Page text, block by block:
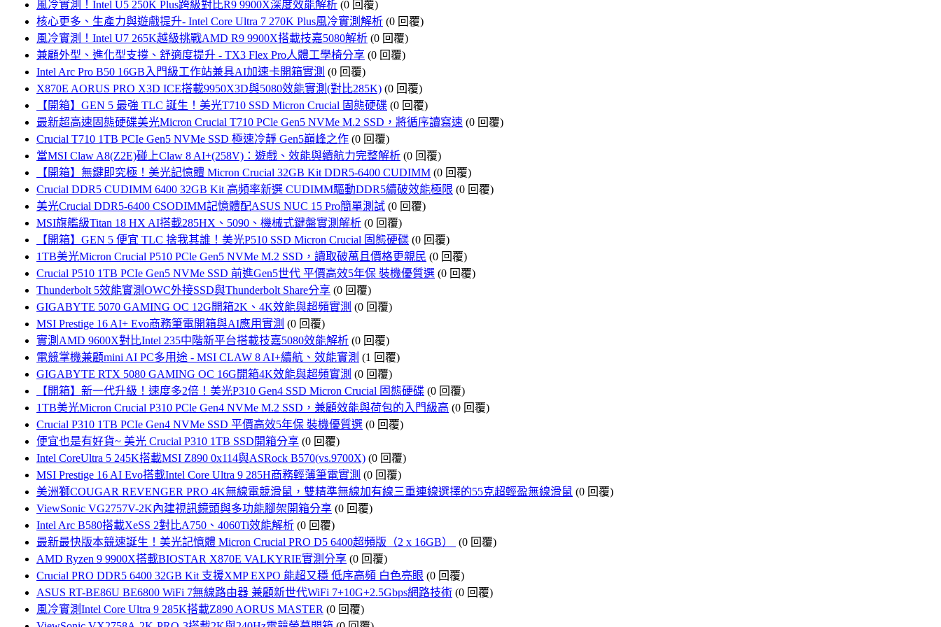
風冷實測！Intel U5 250K Plus跨級對比R9 9900X深度效能解析 (0 回覆)
核心更多、生產力與遊戲提升- Intel Core Ultra 7 270K Plus風冷實測解析 (0 回覆)
風冷實測！Intel U7 265K越級挑戰AMD R9 9900X搭載技嘉5080解析 (0 回覆)
兼顧外型、進化型支撐、舒適度提升 - TX3 Flex Pro人體工學椅分享 (0 回覆)
Intel Arc Pro B50 16GB入門級工作站兼具AI加速卡開箱實測 (0 回覆)
X870E AORUS PRO X3D ICE搭載9950X3D與5080效能實測(對比285K) (0 回覆)
【開箱】GEN 5 最強 TLC 誕生！美光T710 SSD Micron Crucial 固態硬碟 (0 回覆)
最新超高速固態硬碟美光Micron Crucial T710 PCle Gen5 NVMe M.2 SSD，將循序讀寫速 (0 回覆)
Crucial T710 1TB PCIe Gen5 NVMe SSD 極速冷靜 Gen5巔峰之作 (0 回覆)
當MSI Claw A8(Z2E)碰上Claw 8 AI+(258V)：遊戲、效能與續航力完整解析 (0 回覆)
【開箱】無鍵即究極！美光記憶體 Micron Crucial 32GB Kit DDR5-6400 CUDIMM (0 回覆)
Crucial DDR5 CUDIMM 6400 32GB Kit 高頻率新選 CUDIMM驅動DDR5續破效能極限 (0 回覆)
美光Crucial DDR5-6400 CSODIMM記憶體配ASUS NUC 15 Pro簡單測試 (0 回覆)
MSI旗艦級Titan 18 HX AI搭載285HX、5090、機械式鍵盤實測解析 (0 回覆)
【開箱】GEN 5 便宜 TLC 捨我其誰！美光P510 SSD Micron Crucial 固態硬碟 (0 回覆)
1TB美光Micron Crucial P510 PCle Gen5 NVMe M.2 SSD，讀取破萬且價格更親民 (0 回覆)
Crucial P510 1TB PCIe Gen5 NVMe SSD 前進Gen5世代 平價高效5年保 裝機優質選 (0 回覆)
Thunderbolt 5效能實測OWC外接SSD與Thunderbolt Share分享 (0 回覆)
GIGABYTE 5070 GAMING OC 12G開箱2K、4K效能與超頻實測 (0 回覆)
MSI Prestige 16 AI+ Evo商務筆電開箱與AI應用實測 (0 回覆)
實測AMD 9600X對比Intel 235中階新平台搭載技嘉5080效能解析 (0 回覆)
電競掌機兼顧mini AI PC多用途 - MSI CLAW 8 AI+續航、效能實測 (1 回覆)
GIGABYTE RTX 5080 GAMING OC 16G開箱4K效能與超頻實測 (0 回覆)
【開箱】新一代升級！速度多2倍！美光P310 Gen4 SSD Micron Crucial 固態硬碟 (0 回覆)
1TB美光Micron Crucial P310 PCle Gen4 NVMe M.2 SSD，兼顧效能與荷包的入門級高 (0 回覆)
Crucial P310 1TB PCIe Gen4 NVMe SSD 平價高效5年保 裝機優質選 (0 回覆)
便宜也是有好貨~ 美光 Crucial P310 1TB SSD開箱分享 (0 回覆)
Intel CoreUltra 5 245K搭載MSI Z890 0x114與ASRock B570(vs.9700X) (0 回覆)
MSI Prestige 16 AI Evo搭載Intel Core Ultra 9 285H商務輕薄筆電實測 (0 回覆)
美洲獅COUGAR REVENGER PRO 4K無線電競滑鼠，雙精準無線加有線三重連線選擇的55克超輕盈無線滑鼠 (0 回覆)
ViewSonic VG2757V-2K內建視訊鏡頭與多功能腳架開箱分享 (0 回覆)
Intel Arc B580搭載XeSS 2對比A750、4060Ti效能解析 (0 回覆)
最新最快版本競速誕生！美光記憶體 Micron Crucial PRO D5 6400超頻版（2 x 16GB）
(0 回覆)
AMD Ryzen 9 9900X搭載BIOSTAR X870E VALKYRIE實測分享 (0 回覆)
Crucial PRO DDR5 6400 32GB Kit 支援XMP EXPO 能超又穩 低序高頻 白色亮眼 (0 回覆)
ASUS RT-BE86U BE6800 WiFi 7無線路由器 兼顧新世代WiFi 7+10G+2.5Gbps網路技術 (0 回覆)
風冷實測Intel Core Ultra 9 285K搭載Z890 AORUS MASTER (0 回覆)